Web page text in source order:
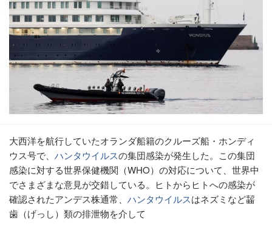
大西洋を航行していたオランダ船籍のクルーズ船・ホンディ
ウス号で、 ハンタウイルスの集団感染が発生した。この集団
感染に対する世界保健機関（WHO）の対応について、世界中
でさまざまな意見が交錯している。ヒトからヒトへの感染が
確認されたアンデス株通常、 ハンタウイルスはネズミなど齧
歯（げっし）類の排泄物を介して